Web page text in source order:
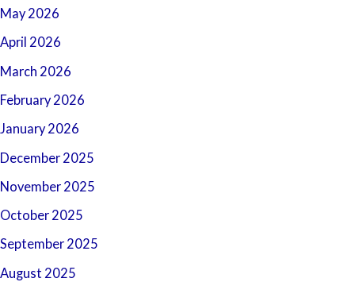
May 2026
April 2026
March 2026
February 2026
January 2026
December 2025
November 2025
October 2025
September 2025
August 2025